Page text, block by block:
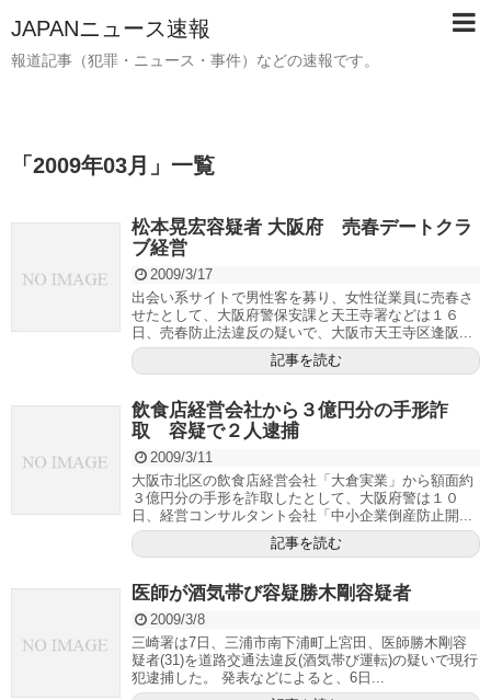
JAPANニュース速報
報道記事（犯罪・ニュース・事件）などの速報です。
「 2009年03月 」 一覧
松本晃宏容疑者 大阪府 売春デートクラ
ブ経営
2009/3/17
出会い系サイトで男性客を募り、女性従業員に売春さ
せたとして、大阪府警保安課と天王寺署などは１６
日、売春防止法違反の疑いで、大阪市天王寺区逢阪...
記事を読む
飲食店経営会社から３億円分の手形詐
取 容疑で２人逮捕
2009/3/11
大阪市北区の飲食店経営会社「大倉実業」から額面約
３億円分の手形を詐取したとして、大阪府警は１０
日、経営コンサルタント会社「中小企業倒産防止開...
記事を読む
医師が酒気帯び容疑勝木剛容疑者
2009/3/8
三崎署は7日、三浦市南下浦町上宮田、医師勝木剛容
疑者(31)を道路交通法違反(酒気帯び運転)の疑いで現行
犯逮捕した。 発表などによると、6日...